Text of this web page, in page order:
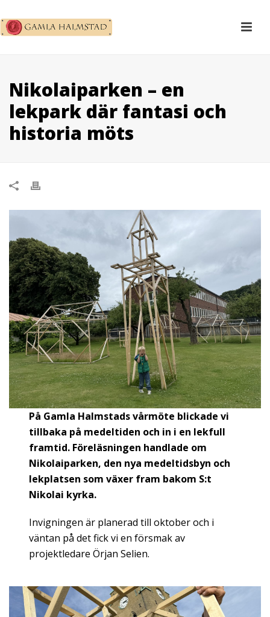
Nikolaiparken – en
lekpark där fantasi och
historia möts
På Gamla Halmstads vårmöte blickade vi
tillbaka på medeltiden och in i en lekfull
framtid. Föreläsningen handlade om
Nikolaiparken, den nya medeltidsbyn och
lekplatsen som växer fram bakom S:t
Nikolai kyrka.
Invigningen är planerad till oktober och i
väntan på det fick vi en försmak av
projektledare Örjan Selien.